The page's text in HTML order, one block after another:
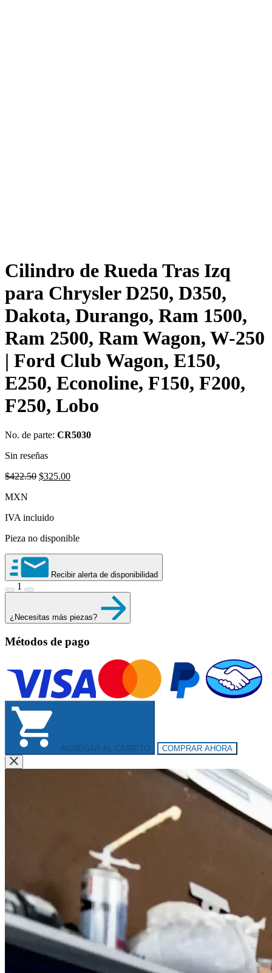
Cilindro de Rueda Tras Izq
para Chrysler D250, D350,
Dakota, Durango, Ram 1500,
Ram 2500, Ram Wagon, W-250
| Ford Club Wagon, E150,
E250, Econoline, F150, F200,
F250, Lobo
No. de parte: CR5030
Sin reseñas
$422.50 Original
$325.00Current
MXN
IVA incluido
Pieza no disponible
Recibir alerta de disponibilidad
1
¿Necesitas más piezas?
Métodos de pago
AGREGAR AL CARRITO COMPRAR AHORA